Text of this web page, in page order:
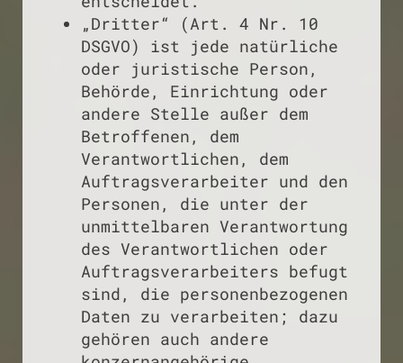
„Dritter“ (Art. 4 Nr. 10
DSGVO) ist jede natürliche
oder juristische Person,
Behörde, Einrichtung oder
andere Stelle außer dem
Betroffenen, dem
Verantwortlichen, dem
Auftragsverarbeiter und den
Personen, die unter der
unmittelbaren Verantwortung
des Verantwortlichen oder
Auftragsverarbeiters befugt
sind, die personenbezogenen
Daten zu verarbeiten; dazu
gehören auch andere